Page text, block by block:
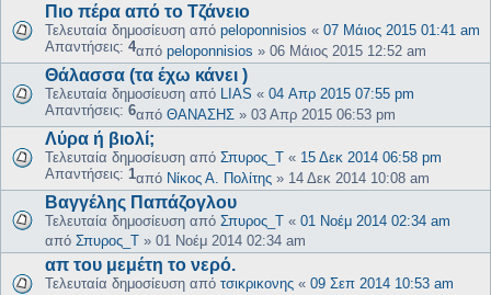
Πιο πέρα από το Τζάνειο
Τελευταία δημοσίευση από peloponnisios « 07 Μάιος 2015 01:41 am
Απαντήσεις: 4από peloponnisios » 06 Μάιος 2015 12:52 am
Θάλασσα (τα έχω κάνει )
Τελευταία δημοσίευση από LIAS « 04 Απρ 2015 07:55 pm
Απαντήσεις: 6από ΘΑΝΑΣΗΣ » 03 Απρ 2015 06:53 pm
Λύρα ή βιολί;
Τελευταία δημοσίευση από Σπυρος_Τ « 15 Δεκ 2014 06:58 pm
Απαντήσεις: 1από Νίκος Α. Πολίτης » 14 Δεκ 2014 10:08 am
Βαγγέλης Παπάζογλου
Τελευταία δημοσίευση από Σπυρος_Τ « 01 Νοέμ 2014 02:34 am
από Σπυρος_Τ » 01 Νοέμ 2014 02:34 am
απ του μεμέτη το νερό.
Τελευταία δημοσίευση από τσικρικονης « 09 Σεπ 2014 10:53 am